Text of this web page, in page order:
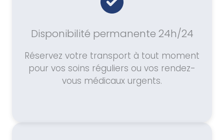
Disponibilité permanente 24h/24
Réservez votre transport à tout moment
pour vos soins réguliers ou vos rendez-
vous médicaux urgents.